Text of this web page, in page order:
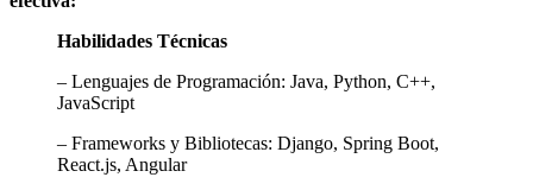
Habilidades Técnicas
– Lenguajes de Programación: Java, Python, C++,
JavaScript
– Frameworks y Bibliotecas: Django, Spring Boot,
React.js, Angular